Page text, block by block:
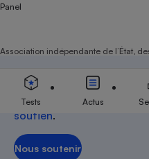
Soutenez-nous
Aujourd'hui plus que
soutien.
Nous soutenir
Panel
Association indépendante de l’État,
Tests Actus